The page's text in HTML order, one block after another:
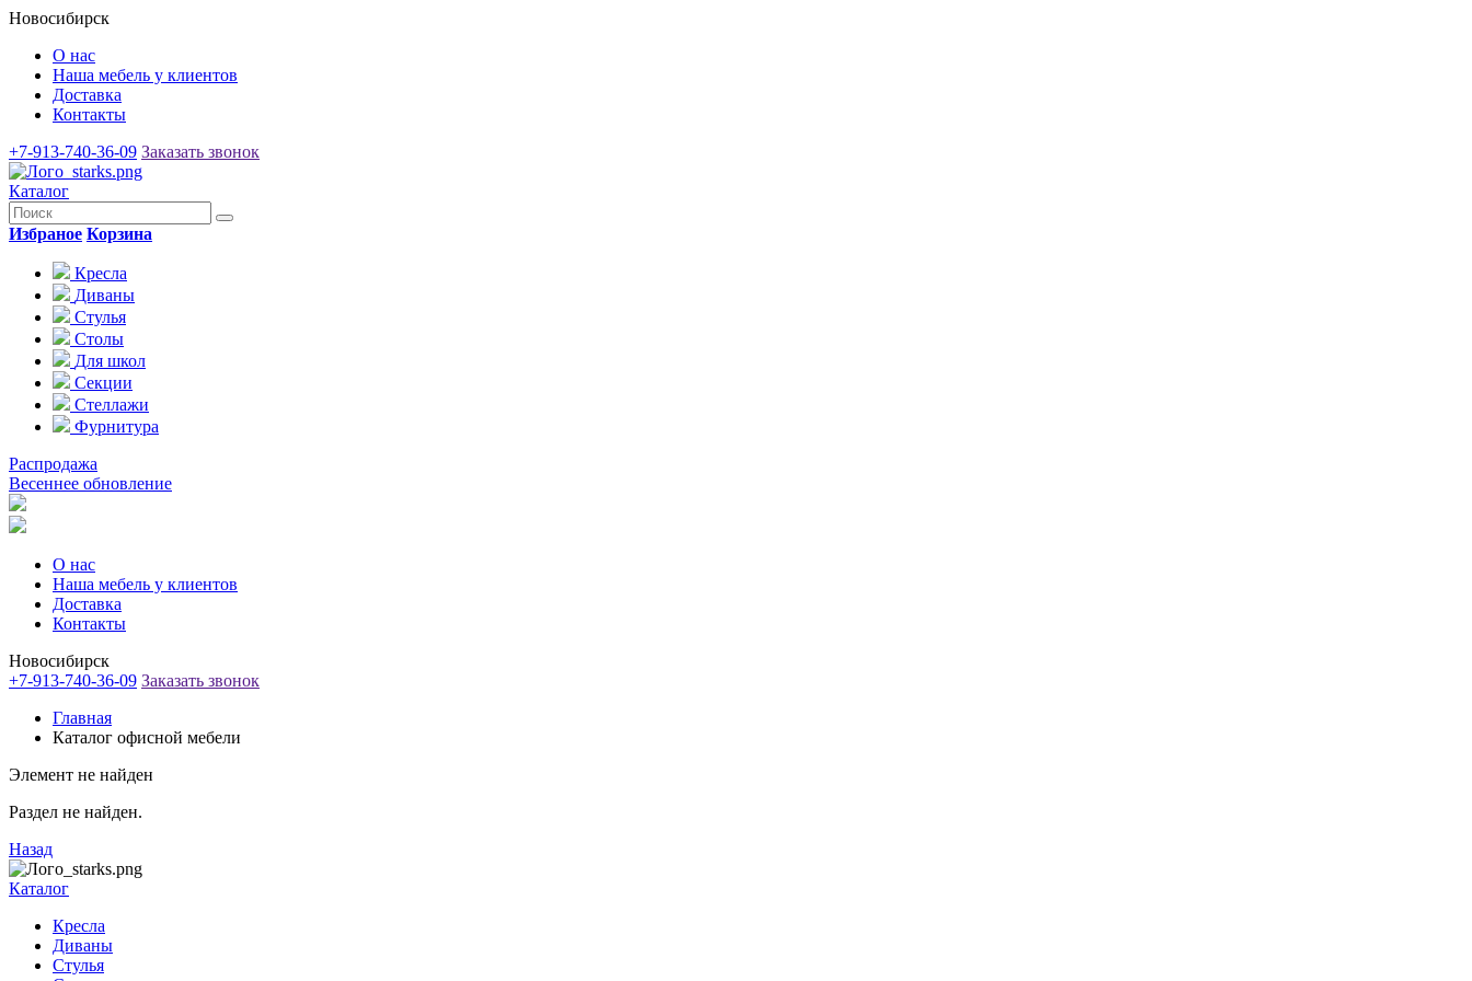
Новосибирск
О нас
Наша мебель у клиентов
Доставка
Контакты
+7-913-740-36-09 Заказать звонок
Каталог
Избраное Корзина
Кресла
Диваны
Стулья
Столы
Для школ
Секции
Стеллажи
Фурнитура
Распродажа
Весеннее обновление
О нас
Наша мебель у клиентов
Доставка
Контакты
Новосибирск
+7-913-740-36-09 Заказать звонок
Главная
Каталог офисной мебели
Элемент не найден
Раздел не найден.
Назад
Каталог
Кресла
Диваны
Стулья